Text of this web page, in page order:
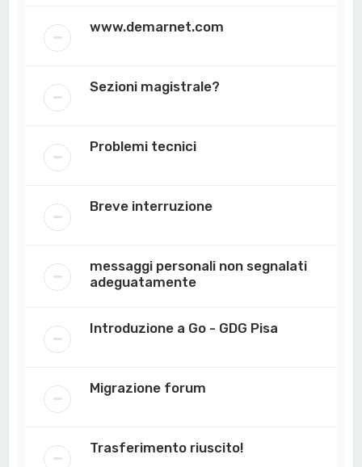
www.demarnet.com
Sezioni magistrale?
Problemi tecnici
Breve interruzione
messaggi personali non segnalati
adeguatamente
Introduzione a Go - GDG Pisa
Migrazione forum
Trasferimento riuscito!